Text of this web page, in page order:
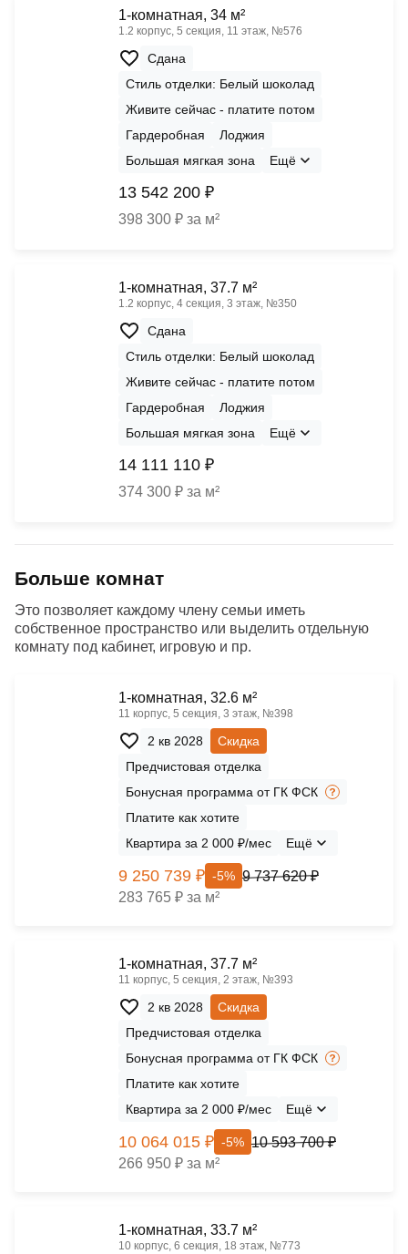
1-комнатная, 34 м²
1.2 корпус, 5 секция, 11 этаж, №576
Сдана
Стиль отделки: Белый шоколад
Живите сейчас - платите потом
Гардеробная
Лоджия
Большая мягкая зона
Ещё
13 542 200 ₽
398 300 ₽ за м²
1-комнатная, 37.7 м²
1.2 корпус, 4 секция, 3 этаж, №350
Сдана
Стиль отделки: Белый шоколад
Живите сейчас - платите потом
Гардеробная
Лоджия
Большая мягкая зона
Ещё
14 111 110 ₽
374 300 ₽ за м²
Больше комнат
Это позволяет каждому члену семьи иметь
собственное пространство или выделить отдельную
комнату под кабинет, игровую и пр.
1-комнатная, 32.6 м²
11 корпус, 5 секция, 3 этаж, №398
2 кв 2028
Скидка
Предчистовая отделка
Бонусная программа от ГК ФСК
Платите как хотите
Квартира за 2 000 ₽/мес
Ещё
9 250 739 ₽ -5% 9 737 620 ₽
283 765 ₽ за м²
1-комнатная, 37.7 м²
11 корпус, 5 секция, 2 этаж, №393
2 кв 2028
Скидка
Предчистовая отделка
Бонусная программа от ГК ФСК
Платите как хотите
Квартира за 2 000 ₽/мес
Ещё
10 064 015 ₽ -5% 10 593 700 ₽
266 950 ₽ за м²
1-комнатная, 33.7 м²
10 корпус, 6 секция, 18 этаж, №773